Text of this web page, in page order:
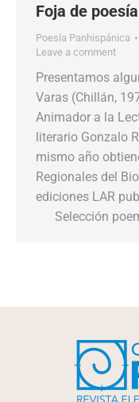
Foja de
Poesía Panhispánica
Leave a comment
Presentamos
Varas (Chillán,
Animador a la
literario Gonzalo
mismo año
Regionales del
ediciones LAR
Selección